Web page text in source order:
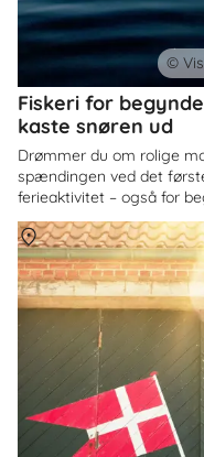
Fiskeri for
kaste snøren ud
Drømmer du om rolige
spændingen ved det
ferieaktivitet – også for
©
OmDanmark